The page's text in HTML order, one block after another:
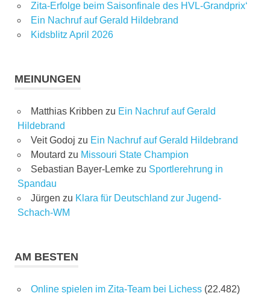
Zita-Erfolge beim Saisonfinale des HVL-Grandprix‘
Ein Nachruf auf Gerald Hildebrand
Kidsblitz April 2026
MEINUNGEN
Matthias Kribben zu Ein Nachruf auf Gerald
Hildebrand
Veit Godoj zu Ein Nachruf auf Gerald Hildebrand
Moutard zu Missouri State Champion
Sebastian Bayer-Lemkezu Sportlerehrung in
Spandau
Jürgen zu Klara für Deutschland zur Jugend-
Schach-WM
AM BESTEN
Online spielen im Zita-Team bei Lichess (22.482)